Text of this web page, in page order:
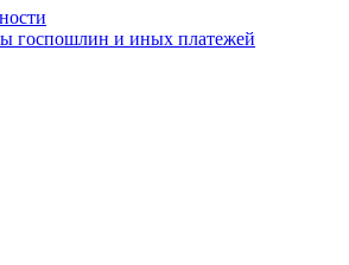
госпошлин и иных платежей